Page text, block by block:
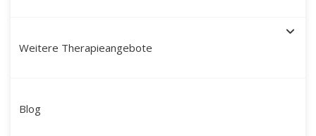
Weitere Therapieangebote
Blog
diesem Weg?